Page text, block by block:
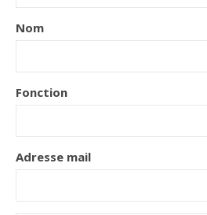
Nom
Fonction
Adresse mail